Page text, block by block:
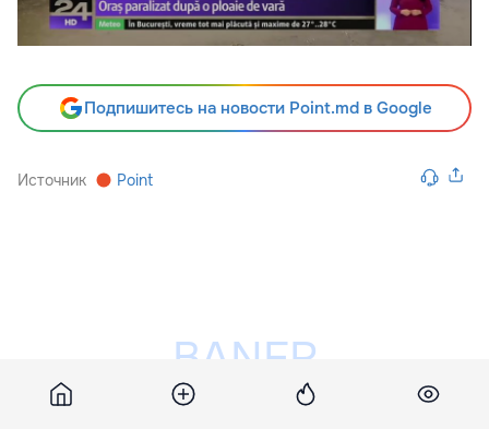
Подпишитесь на новости Point.md в Google
Источник Point